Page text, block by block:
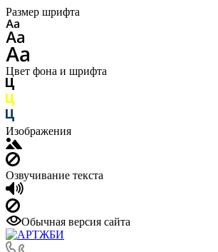
Размер шрифта
Цвет фона и шрифта
Изображения
Озвучивание текста
Обычная версия сайта